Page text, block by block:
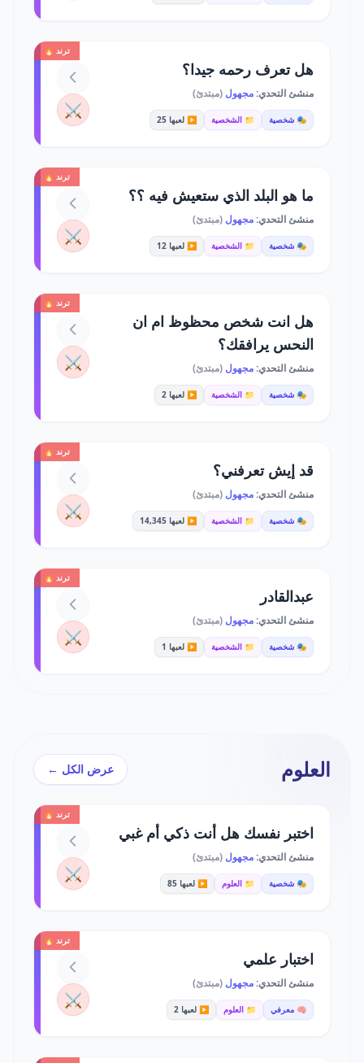
ترند 🔥
هل تعرف رحمه جيدا؟
منشئ التحدي:مجهول (مبتدئ)
🎭 شخصية 📁 الشخصية ▶️ لعبها 25 ⚔️
ترند 🔥
ما هو البلد الذي ستعيش فيه ؟؟
منشئ التحدي:مجهول (مبتدئ)
🎭 شخصية 📁 الشخصية ▶️ لعبها 12 ⚔️
ترند 🔥
هل انت شخص محظوظ ام ان
النحس يرافقك؟
منشئ التحدي:مجهول (مبتدئ)
🎭 شخصية 📁 الشخصية ▶️ لعبها 2
⚔️
ترند 🔥
قد إيش تعرفني؟
منشئ التحدي:مجهول (مبتدئ)
🎭 شخصية 📁 الشخصية ▶️ لعبها 14,345 ⚔️
ترند 🔥
عبدالقادر
منشئ التحدي:مجهول (مبتدئ)
🎭 شخصية 📁 الشخصية ▶️ لعبها 1 ⚔️
العلوم عرض الكل ←
ترند 🔥
اختبر نفسك هل أنت ذكي أم غبي
منشئ التحدي:مجهول (مبتدئ)
🎭 شخصية 📁 العلوم ▶️ لعبها 85 ⚔️
ترند 🔥
اختبار علمي
منشئ التحدي:مجهول (مبتدئ)
🧠 معرفي 📁 العلوم ▶️ لعبها 2 ⚔️